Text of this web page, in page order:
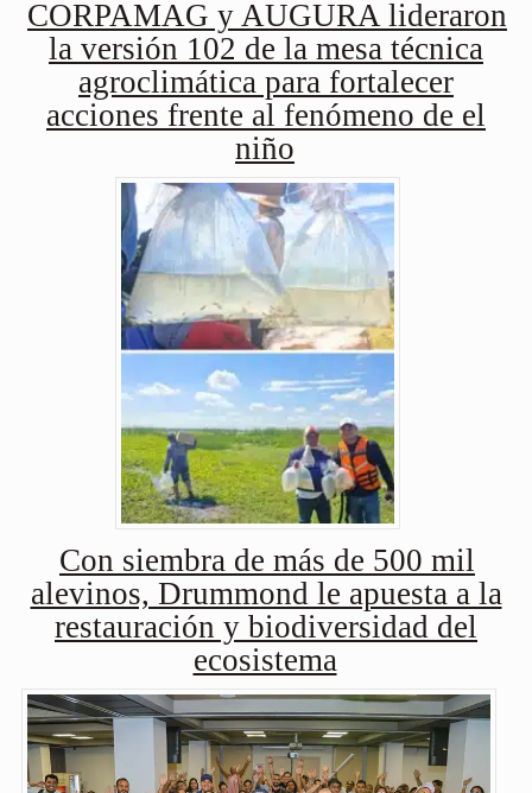
CORPAMAG y AUGURA lideraron
la versión 102 de la mesa técnica
agroclimática para fortalecer
acciones frente al fenómeno de el
niño
Con siembra de más de 500 mil
alevinos, Drummond le apuesta a la
restauración y biodiversidad del
ecosistema